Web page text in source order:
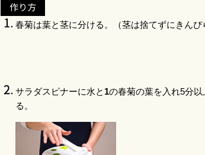
作り方
春菊は葉と茎に分ける。（茎は捨てずにきん
サラダスピナーに水と 1の春菊の葉を入れ5分
る。